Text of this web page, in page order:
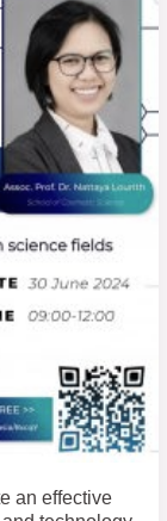
an effective